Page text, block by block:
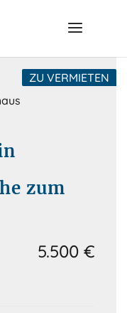
ZU VERMIETEN
zum
5.500 €